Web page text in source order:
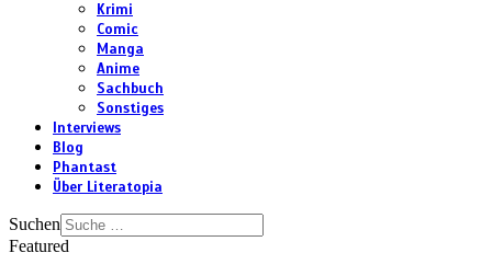
Krimi
Comic
Manga
Anime
Sachbuch
Sonstiges
Interviews
Blog
Phantast
Über Literatopia
Suchen
Featured